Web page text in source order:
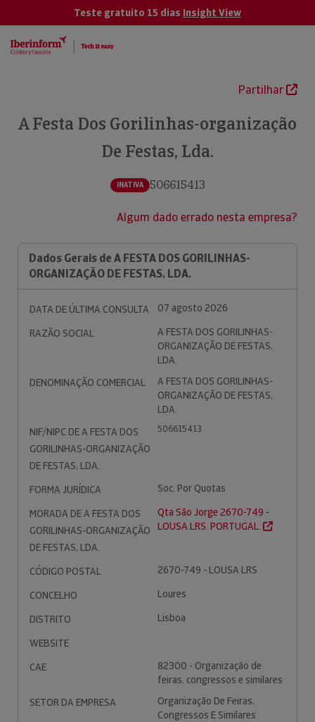
Teste gratuito 15 dias Insight View
Partilhar
A Festa Dos Gorilinhas-organização
De Festas, Lda.
INATIVA 506615413
Algum dado errado nesta empresa?
Dados Gerais de A FESTA DOS GORILINHAS-
ORGANIZAÇÃO DE FESTAS, LDA.
DATA DE ÚLTIMA CONSULTA
07 agosto 2026
RAZÃO SOCIAL
A FESTA DOS GORILINHAS-
ORGANIZAÇÃO DE FESTAS,
LDA.
DENOMINAÇÃO COMERCIAL
A FESTA DOS GORILINHAS-
ORGANIZAÇÃO DE FESTAS,
LDA.
NIF/NIPC DE A FESTA DOS
GORILINHAS-ORGANIZAÇÃO
DE FESTAS, LDA.
506615413
FORMA JURÍDICA
Soc. Por Quotas
MORADA DE A FESTA DOS
GORILINHAS-ORGANIZAÇÃO
DE FESTAS, LDA.
Qta São Jorge 2670-749 -
LOUSA LRS. PORTUGAL.
CÓDIGO POSTAL
2670-749 - LOUSA LRS
CONCELHO
Loures
DISTRITO
Lisboa
WEBSITE
CAE
82300 - Organização de
feiras, congressos e similares
SETOR DA EMPRESA
Organização De Feiras,
Congressos E Similares